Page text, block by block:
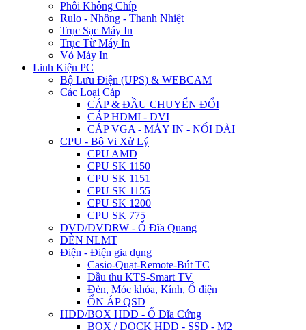
Phôi Không Chíp
Rulo - Nhông - Thanh Nhiệt
Trục Sạc Máy In
Trục Từ Máy In
Vỏ Máy In
Linh Kiện PC
Bộ Lưu Điện (UPS) & WEBCAM
Các Loại Cáp
CÁP & ĐẦU CHUYỂN ĐỔI
CÁP HDMI - DVI
CÁP VGA - MÁY IN - NỐI DÀI
CPU - Bộ Vi Xử Lý
CPU AMD
CPU SK 1150
CPU SK 1151
CPU SK 1155
CPU SK 1200
CPU SK 775
DVD/DVDRW - Ổ Đĩa Quang
ĐÈN NLMT
Điện - Điện gia dụng
Casio-Quạt-Remote-Bút TC
Đầu thu KTS-Smart TV
Đèn, Móc khóa, Kính, Ổ điện
ỔN ÁP QSD
HDD/BOX HDD - Ổ Đĩa Cứng
BOX / DOCK HDD - SSD - M2